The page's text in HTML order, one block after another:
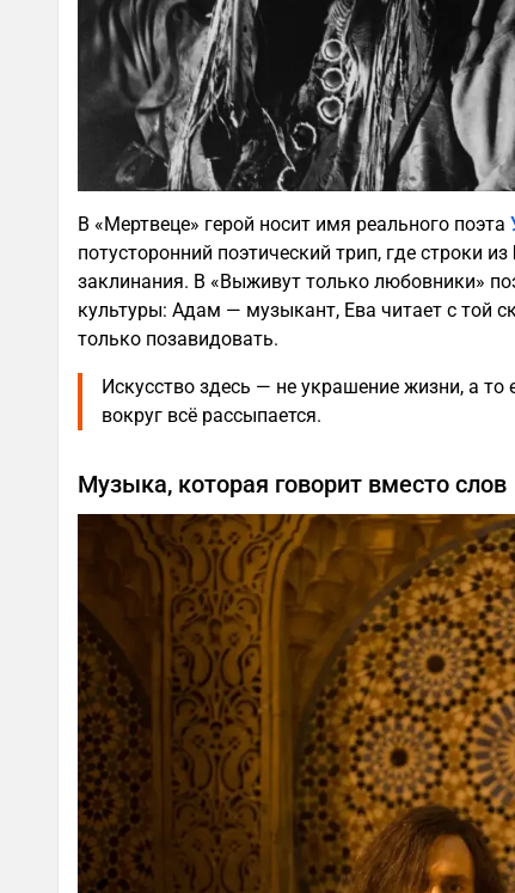
В «Мертвеце» герой носит имя реального поэта
потусторонний поэтический трип, где строки
заклинания. В «Выживут только любовники»
культуры: Адам — музыкант, Ева читает с той
только позавидовать.
Искусство здесь — не украшение жизни, а
вокруг всё рассыпается.
Музыка, которая говорит вместо слов